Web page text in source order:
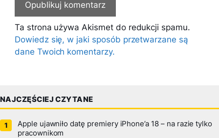
Ta strona używa Akismet do redukcji spamu.
Dowiedz się, w jaki sposób przetwarzane są
dane Twoich komentarzy.
NAJCZĘŚCIEJ CZYTANE
Apple ujawniło datę premiery iPhone’a 18 – na razie tylko
pracownikom